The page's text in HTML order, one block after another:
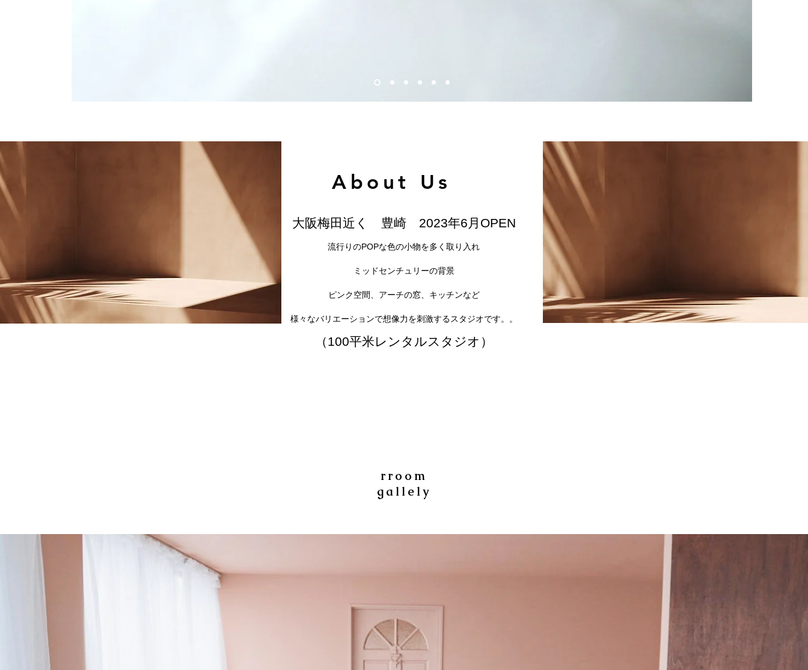
​About Us
大阪梅田近く 豊崎 2023年6月OPEN
流行りのPOPな色の小物を多く取り入れ
ミッドセンチュリーの背景
ピンク空間、 アーチの窓、キッチンなど
様々なバリエーションで想像力を刺激するスタジオです。。
（​100平米レンタルスタジオ）
​rroom
gallely